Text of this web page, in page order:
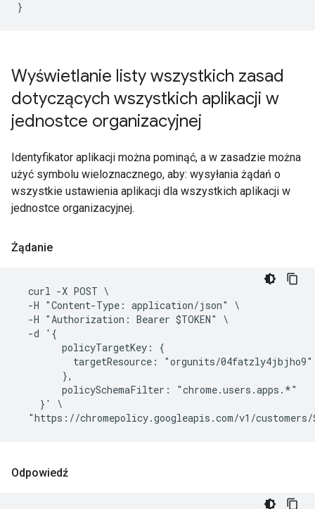
Wyświetlanie listy wszystkich zasad
dotyczących wszystkich aplikacji w
jednostce organizacyjnej
Identyfikator aplikacji można pominąć, a w zasadzie można
użyć symbolu wieloznacznego, aby: wysyłania żądań o
wszystkie ustawienia aplikacji dla wszystkich aplikacji w
jednostce organizacyjnej.
Żądanie
  curl -X POST \
  -H "Content-Type: application/json" \
  -H "Authorization: Bearer $TOKEN" \
  -d '{
        policyTargetKey: {
          targetResource: "orgunits/04fatzly4jbjho9"
        },
        policySchemaFilter: "chrome.users.apps.*"
    }' \
Odpowiedź